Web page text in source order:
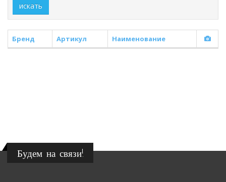
искать
Бренд Артикул Наименование
Будем на связи!